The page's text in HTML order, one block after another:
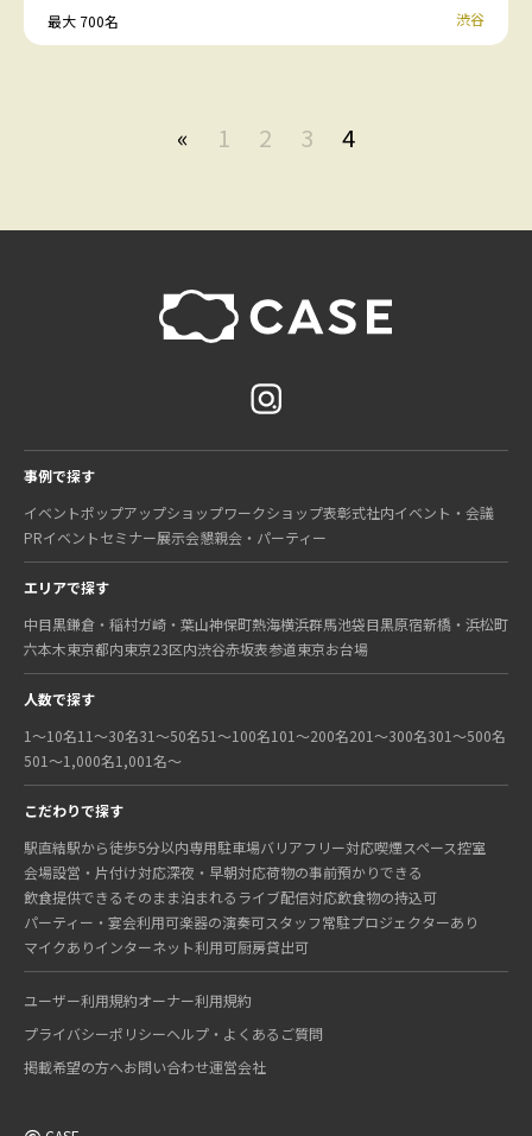
最大 700名 渋谷
« 1 2 3 4
事例で探す
イベントポップアップショップワークショップ表彰式社内イベント・会議
PRイベントセミナー展示会懇親会・パーティー
エリアで探す
中目黒鎌倉・稲村ガ崎・葉山神保町熱海横浜群馬池袋目黒原宿新橋・浜松町
六本木東京都内東京23区内渋谷赤坂表参道東京お台場
人数で探す
1〜10名11〜30名31〜50名51〜100名101〜200名201〜300名301〜500名
501〜1,000名1,001名〜
こだわりで探す
駅直結駅から徒歩5分以内専用駐車場バリアフリー対応喫煙スペース控室
会場設営・片付け対応深夜・早朝対応荷物の事前預かりできる
飲食提供できるそのまま泊まれる ライブ配信対応飲食物の持込可
パーティー・宴会利用可楽器の演奏可スタッフ常駐プロジェクターあり
マイクありインターネット利用可厨房貸出可
ユーザー利用規約オーナー利用規約
プライバシーポリシーヘルプ・よくあるご質問
掲載希望の方へお問い合わせ運営会社